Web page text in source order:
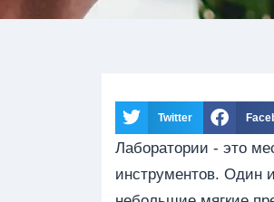
Twitter
Лаборатории - это
инструментов. Один